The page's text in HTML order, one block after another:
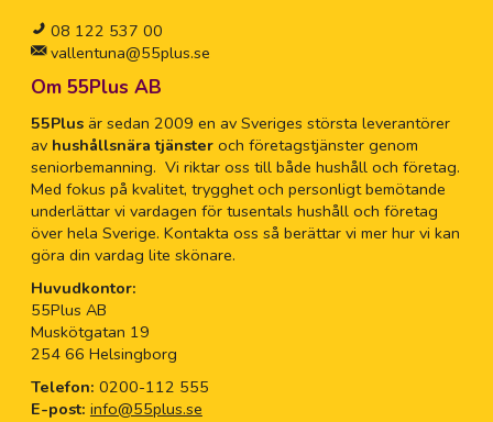
08 122 537 00
vallentuna@55plus.se
Om 55Plus AB
55Plusär sedan 2009 en av Sveriges största leverantörer
av hushållsnära tjänsteroch företagstjänster genom
seniorbemanning. Vi riktar oss till både hushåll och företag.
Med fokus på kvalitet, trygghet och personligt bemötande
underlättar vi vardagen för tusentals hushåll och företag
över hela Sverige. Kontakta oss så berättar vi mer hur vi kan
göra din vardag lite skönare.
Huvudkontor:
55Plus AB
Muskötgatan 19
254 66 Helsingborg
Telefon: 0200-112 555
E-post: info@55plus.se